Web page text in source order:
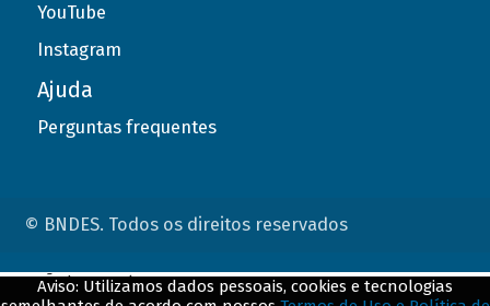
YouTube
Instagram
Ajuda
Perguntas frequentes
© BNDES. Todos os direitos reservados
Aviso: Utilizamos dados pessoais, cookies e tecnologias
ConteÃºdo complementar